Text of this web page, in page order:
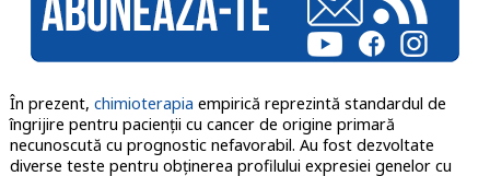
În prezent, chimioterapia empirică reprezintă standardul de
îngrijire pentru pacienții cu cancer de origine primară
necunoscută cu prognostic nefavorabil. Au fost dezvoltate
diverse teste pentru obținerea profilului expresiei genelor cu